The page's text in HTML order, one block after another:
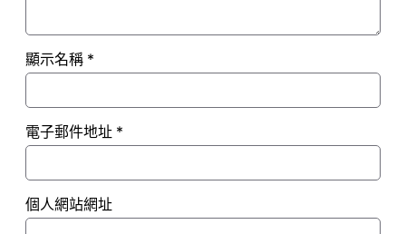
顯示名稱 *
電子郵件地址 *
個人網站網址